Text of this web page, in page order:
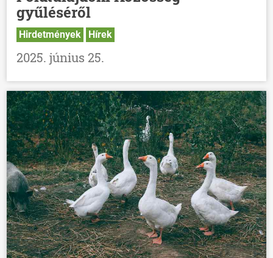
gyűléséről
Hirdetmények Hírek
2025. június 25.